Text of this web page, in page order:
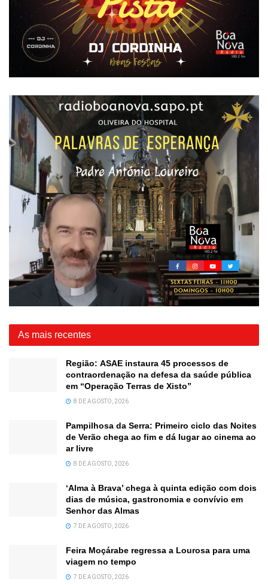
As mais recentes
Região: ASAE instaura 45 processos de
contraordenação na defesa da saúde pública
em “Operação Terras de Xisto”
8 DE AGOSTO, 2026
Pampilhosa da Serra: Primeiro ciclo das Noites
de Verão chega ao fim e dá lugar ao cinema ao
ar livre
8 DE AGOSTO, 2026
‘Alma à Brava’ chega à quinta edição com dois
dias de música, gastronomia e convívio em
Senhor das Almas
7 DE AGOSTO, 2026
Feira Moçárabe regressa a Lourosa para uma
viagem no tempo
7 DE AGOSTO, 2026